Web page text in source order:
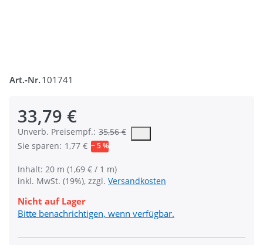
Art.-Nr. 101741
33,79 €
Unverb. Preisempf.: 35,56 €
Die UVP ist der vorgeschlagene oder empfohlene
Sie sparen: 1,77 € − 5 %
Inhalt: 20 m (1,69 € / 1 m)
inkl. MwSt. (19%), zzgl. Versandkosten
Nicht auf Lager
Bitte benachrichtigen, wenn verfügbar.